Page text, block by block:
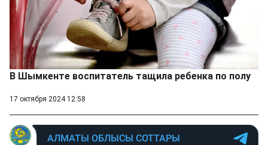
В Шымкенте воспитатель тащила ребенка по полу
17 октября 2024 12:58